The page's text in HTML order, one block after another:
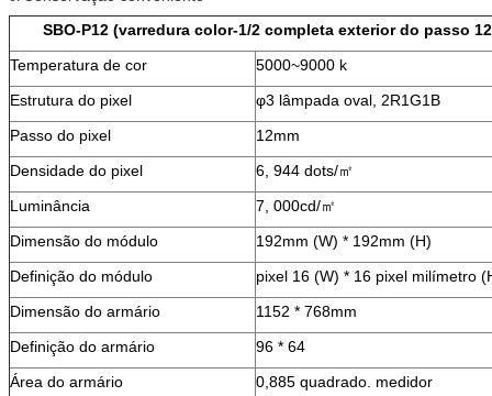
SBO-P12 (varredura color-1/2 completa exterior do passo
Temperatura de cor
5000~9000 k
Estrutura do pixel
φ3 lâmpada oval, 2R1G1B
Passo do pixel
12mm
Densidade do pixel
6, 944 dots/㎡
Luminância
7, 000cd/㎡
Dimensão do módulo
192mm (W) * 192mm (H)
Definição do módulo
pixel 16 (W) * 16 pixel milímetro
Dimensão do armário
1152 * 768mm
Definição do armário
96 * 64
Área do armário
0,885 quadrado. medidor